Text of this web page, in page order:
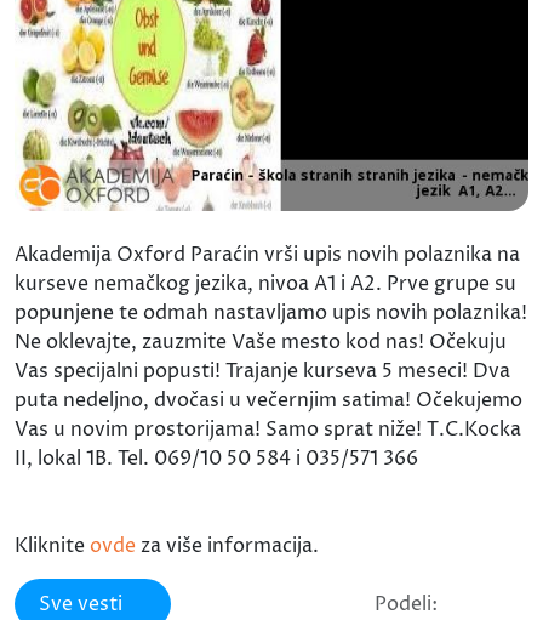
Akademija Oxford Paraćin vrši upis novih polaznika na
kurseve nemačkog jezika, nivoa A1 i A2. Prve grupe su
popunjene te odmah nastavljamo upis novih polaznika!
Ne oklevajte, zauzmite Vaše mesto kod nas! Očekuju
Vas specijalni popusti! Trajanje kurseva 5 meseci! Dva
puta nedeljno, dvočasi u večernjim satima! Očekujemo
Vas u novim prostorijama! Samo sprat niže! T.C.Kocka
II, lokal 1B. Tel. 069/10 50 584 i 035/571 366
Kliknite ovde za više informacija.
Sve vesti Podeli: